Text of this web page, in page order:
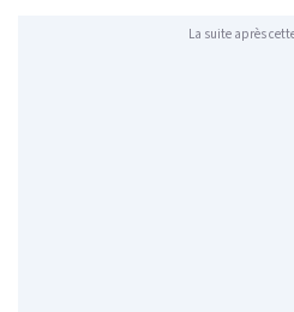
La suite après